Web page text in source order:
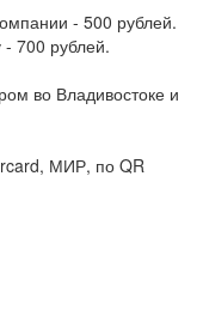
- 500 рублей.
- 700 рублей.
во Владивостоке и
МИР, по QR